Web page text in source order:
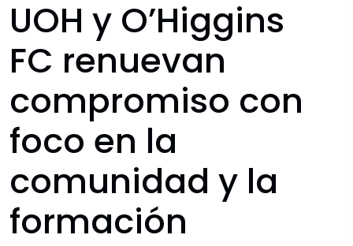
UOH y O’Higgins
FC renuevan
compromiso con
foco en la
comunidad y la
formación